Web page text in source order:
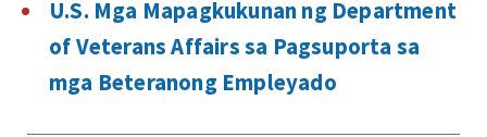
U.S. Mga Mapagkukunan ng Department
of Veterans Affairs sa Pagsuporta sa
mga Beteranong Empleyado